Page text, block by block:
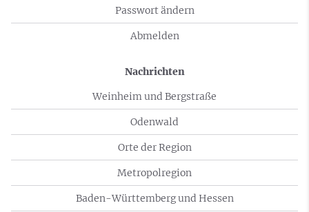
Passwort ändern
Abmelden
Nachrichten
Weinheim und Bergstraße
Odenwald
Orte der Region
Metropolregion
Baden-Württemberg und Hessen